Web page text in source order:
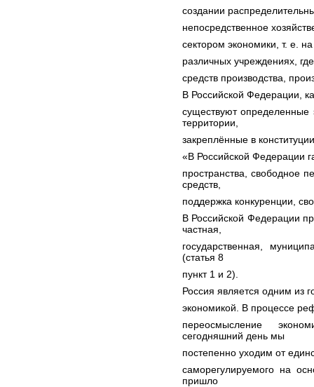
создании
непосредственное
сектором экономики, т. е.
различных учреждениях,
средств производства,
В Российской Федерации,
существуют определенные
территории,
закреплённые в
«В Российской Федерации
пространства, свободное
средств,
поддержка конкуренции,
В Российской Федерации
частная,
государственная,
(статья 8
пункт 1 и 2).
Россия является одним из
экономикой. В процессе
переосмысление
сегодняшний день мы
постепенно уходим от
саморегулируемого на
пришло